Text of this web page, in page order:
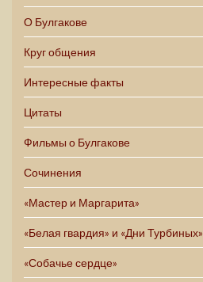
О Булгакове
Круг общения
Интересные факты
Цитаты
Фильмы о Булгакове
Сочинения
«Мастер и Маргарита»
«Белая гвардия» и «Дни Турбиных»
«Собачье сердце»